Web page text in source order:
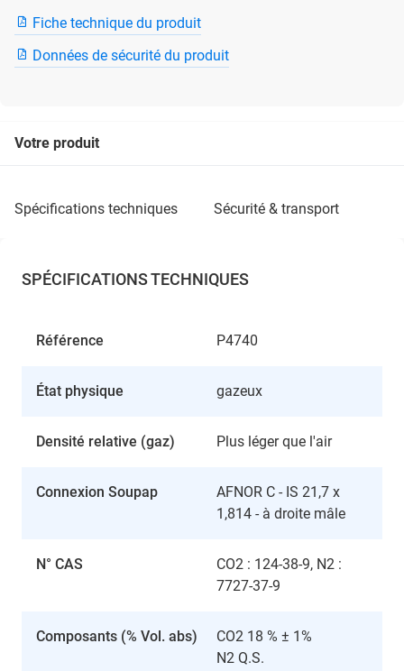
Fiche technique du produit
Données de sécurité du produit
Votre produit
spécifications techniques sécurité & transport
SPÉCIFICATIONS TECHNIQUES
Référence P4740
État physique gazeux
Densité relative (gaz) Plus léger que l'air
Connexion Soupap
AFNOR C - IS 21,7 x
1,814 - à droite mâle
N° CAS
CO2 : 124-38-9, N2 :
7727-37-9
Composants (% Vol. abs)
CO2 18 % ± 1%
N2 Q.S.